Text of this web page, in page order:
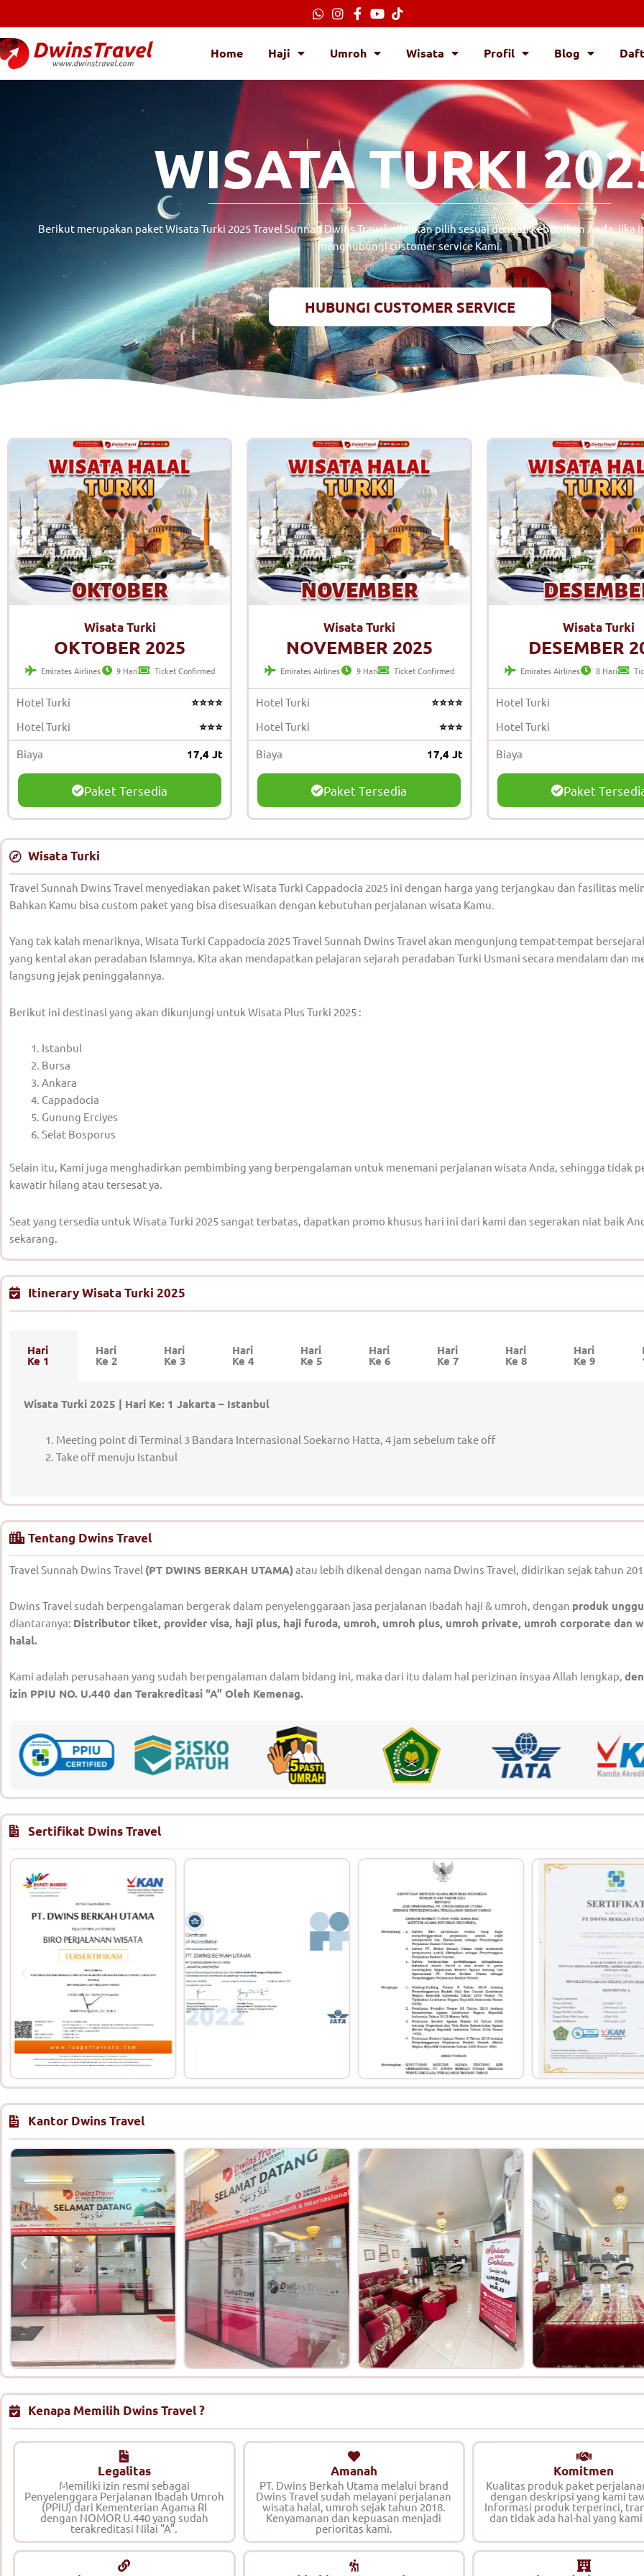
ke
konten
Home Haji Umroh Wisata Profil Blog
WISATA TURKI
Berikut merupakan paket Wisata Turki 2025 Travel Sunnah Dwins Travel, silahkan pilih sesuai dengan kebutuhan Anda, jika
menghubungi customer service Kami.
HUBUNGI CUSTOMER SERVICE
Wisata Turki
OKTOBER 2025
Emirates Airlines 9 Hari Ticket Confirmed
Hotel Turki ⭐⭐⭐⭐
Hotel Turki ⭐⭐⭐
Biaya 17,4 Jt
Paket Tersedia
Wisata Turki
NOVEMBER 2025
Emirates Airlines 9 Hari Ticket Confirmed
Hotel Turki ⭐⭐⭐⭐
Hotel Turki ⭐⭐⭐
Biaya 17,4 Jt
Paket Tersedia
Wisata Turki
DESEMBER
Emirates Airlines 8 Hari
Hotel Turki
Hotel Turki
Biaya
Paket
Wisata Turki
Travel Sunnah Dwins Travel menyediakan paket Wisata Turki Cappadocia 2025 ini dengan harga yang terjangkau dan fasilitas
Bahkan Kamu bisa custom paket yang bisa disesuaikan dengan kebutuhan perjalanan wisata Kamu.
Yang tak kalah menariknya, Wisata Turki Cappadocia 2025 Travel Sunnah Dwins Travel akan mengunjung tempat-tempat
yang kental akan peradaban Islamnya. Kita akan mendapatkan pelajaran sejarah peradaban Turki Usmani secara mendalam dan
langsung jejak peninggalannya.
Berikut ini destinasi yang akan dikunjungi untuk Wisata Plus Turki 2025 :
Istanbul
Bursa
Ankara
Cappadocia
Gunung Erciyes
Selat Bosporus
Selain itu, Kami juga menghadirkan pembimbing yang berpengalaman untuk menemani perjalanan wisata Anda, sehingga tidak
kawatir hilang atau tersesat ya.
Seat yang tersedia untuk Wisata Turki 2025 sangat terbatas, dapatkan promo khusus hari ini dari kami dan segerakan niat baik
sekarang.
Itinerary Wisata Turki 2025
Hari
Ke 1
Hari
Ke 2
Hari
Ke 3
Hari
Ke 4
Hari
Ke 5
Hari
Ke 6
Hari
Ke 7
Hari
Ke 8
Hari
Ke 9
Wisata Turki 2025 | Hari Ke: 1 Jakarta – Istanbul
Meeting point di Terminal 3 Bandara Internasional Soekarno Hatta, 4 jam sebelum take off
Take off menuju Istanbul
Tentang Dwins Travel
Travel Sunnah Dwins Travel (PT DWINS BERKAH UTAMA)atau lebih dikenal dengan nama Dwins Travel, didirikan sejak tahun
Dwins Travel sudah berpengalaman bergerak dalam penyelenggaraan jasa perjalanan ibadah haji & umroh, dengan produk
diantaranya: Distributor tiket, provider visa, haji plus, haji furoda, umroh, umroh plus, umroh private, umroh corporate dan
halal.
Kami adalah perusahaan yang sudah berpengalaman dalam bidang ini, maka dari itu dalam hal perizinan insyaa Allah lengkap,
izin PPIU NO. U.440 dan Terakreditasi “A” Oleh Kemenag.
Sertifikat Dwins Travel
Kantor Dwins Travel
Kenapa Memilih Dwins Travel ?
Legalitas
Memiliki izin resmi sebagai
Penyelenggara Perjalanan Ibadah Umroh
(PPIU) dari Kementerian Agama RI
dengan NOMOR U.440 yang sudah
terakreditasi Nilai "A".
Amanah
PT. Dwins Berkah Utama melalui brand
Dwins Travel sudah melayani perjalanan
wisata halal, umroh sejak tahun 2018.
Kenyamanan dan kepuasan menjadi
perioritas kami.
Komitmen
Kualitas produk paket
dengan deskripsi yang kami
Informasi produk terperinci,
dan tidak ada hal-hal yang